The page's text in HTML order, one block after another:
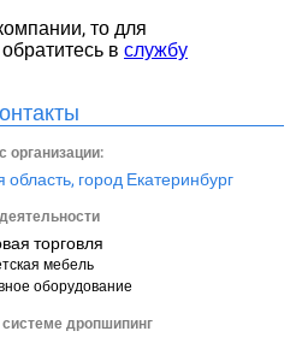
то для
в службу
организации:
город Екатеринбург
торговля
мебель
оборудование
системе дропшипинг